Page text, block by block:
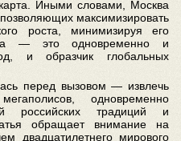
Иными словами, Москва
максимизировать
роста, минимизируя его
— это одновременно и
и образчик глобальных
перед вызовом — извлечь
одновременно
российских традиций и
обращает внимание на
двадцатилетнего мирового